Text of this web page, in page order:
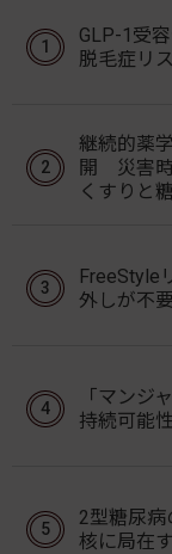
GLP-1受
脱毛症リ
継続的薬
開 災害
くすりと
FreeStyle
外しが不
「マンジ
持続可能
2型糖尿
核に局在